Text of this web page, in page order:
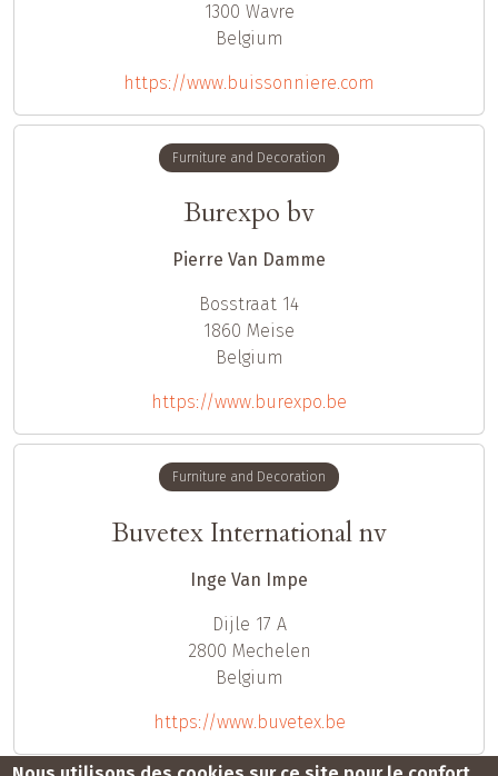
1300 Wavre
Belgium
https://www.buissonniere.com
Furniture and Decoration
Burexpo bv
Pierre Van Damme
Bosstraat 14
1860 Meise
Belgium
https://www.burexpo.be
Furniture and Decoration
Buvetex International nv
Inge Van Impe
Dijle 17 A
2800 Mechelen
Belgium
https://www.buvetex.be